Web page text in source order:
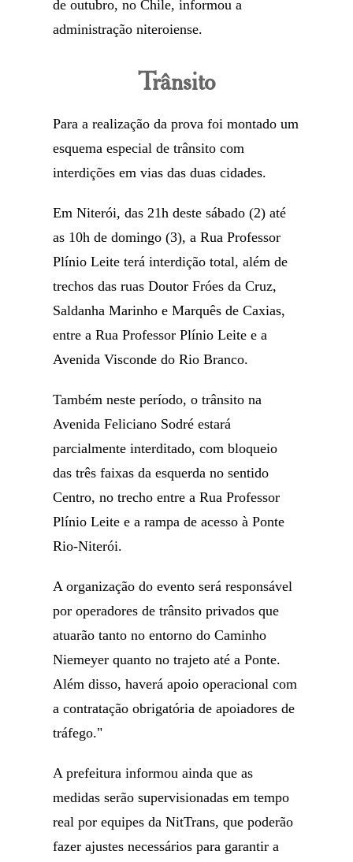
de outubro, no Chile, informou a
administração niteroiense.
Trânsito
Para a realização da prova foi montado um
esquema especial de trânsito com
interdições em vias das duas cidades.
Em Niterói, das 21h deste sábado (2) até
as 10h de domingo (3), a Rua Professor
Plínio Leite terá interdição total, além de
trechos das ruas Doutor Fróes da Cruz,
Saldanha Marinho e Marquês de Caxias,
entre a Rua Professor Plínio Leite e a
Avenida Visconde do Rio Branco.
Também neste período, o trânsito na
Avenida Feliciano Sodré estará
parcialmente interditado, com bloqueio
das três faixas da esquerda no sentido
Centro, no trecho entre a Rua Professor
Plínio Leite e a rampa de acesso à Ponte
Rio-Niterói.
A organização do evento será responsável
por operadores de trânsito privados que
atuarão tanto no entorno do Caminho
Niemeyer quanto no trajeto até a Ponte.
Além disso, haverá apoio operacional com
a contratação obrigatória de apoiadores de
tráfego."
A prefeitura informou ainda que as
medidas serão supervisionadas em tempo
real por equipes da NitTrans, que poderão
fazer ajustes necessários para garantir a